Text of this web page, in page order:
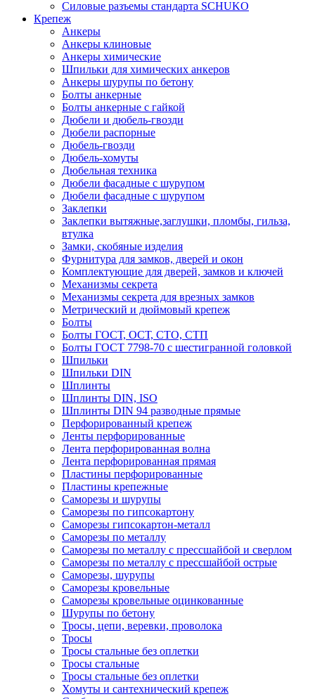
Силовые разъемы стандарта SCHUKO
Крепеж
Анкеры
Анкеры клиновые
Анкеры химические
Шпильки для химических анкеров
Анкеры шурупы по бетону
Болты анкерные
Болты анкерные с гайкой
Дюбели и дюбель-гвозди
Дюбели распорные
Дюбель-гвозди
Дюбель-хомуты
Дюбельная техника
Дюбели фасадные с шурупом
Дюбели фасадные с шурупом
Заклепки
Заклепки вытяжные,заглушки, пломбы, гильза,
втулка
Замки, скобяные изделия
Фурнитура для замков, дверей и окон
Комплектующие для дверей, замков и ключей
Механизмы секрета
Механизмы секрета для врезных замков
Метрический и дюймовый крепеж
Болты
Болты ГОСТ, ОСТ, СТО, СТП
Болты ГОСТ 7798-70 с шестигранной головкой
Шпильки
Шпильки DIN
Шплинты
Шплинты DIN, ISO
Шплинты DIN 94 разводные прямые
Перфорированный крепеж
Ленты перфорированные
Лента перфорированная волна
Лента перфорированная прямая
Пластины перфорированные
Пластины крепежные
Саморезы и шурупы
Саморезы по гипсокартону
Саморезы гипсокартон-металл
Саморезы по металлу
Саморезы по металлу с прессшайбой и сверлом
Саморезы по металлу с прессшайбой острые
Саморезы, шурупы
Саморезы кровельные
Саморезы кровельные оцинкованные
Шурупы по бетону
Тросы, цепи, веревки, проволока
Тросы
Тросы стальные без оплетки
Тросы стальные
Тросы стальные без оплетки
Хомуты и сантехнический крепеж